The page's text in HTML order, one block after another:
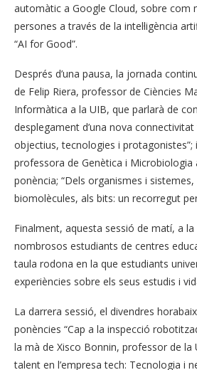
automàtic a Google Cloud, sobre com
persones a través de la intel·ligència
“AI for Good”.
Després d’una pausa, la jornada
de Felip Riera, professor de Ciències
Informàtica a la UIB, que parlarà de
desplegament d’una nova connectivitat
objectius, tecnologies i protagonistes”;
professora de Genètica i Microbiologia
ponència; “Dels organismes i sistemes,
biomolècules, als bits: un recorregut
Finalment, aquesta sessió de matí, a
nombrosos estudiants de centres
taula rodona en la que estudiants
experiències sobre els seus estudis i
La darrera sessió, el divendres
ponències “Cap a la inspecció
la mà de Xisco Bonnin, professor de la
talent en l’empresa tech: Tecnologia i